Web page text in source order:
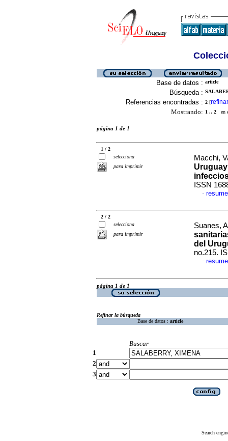
Base de datos : article
Búsqueda :
Referencias encontradas : 2 [refinar
Mostrando: 1 .. 2 en
página 1 de 1
1 / 2
selecciona
para imprimir
Macchi,
ISSN
·
2 / 2
selecciona
para imprimir
Suanes,
del
no.215.
·
página 1 de 1
Refinar la búsqueda
Base de datos : article
Buscar
1
2
3
Search